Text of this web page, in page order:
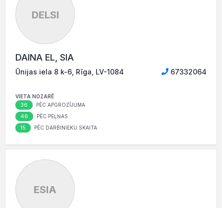
DELSI
DAINA EL, SIA
Ūnijas iela 8 k-6, Rīga, LV-1084 67332064
VIETA NOZARĒ
36 PĒC APGROZĪJUMA
46 PĒC PEĻŅAS
15 PĒC DARBINIEKU SKAITA
ESIA